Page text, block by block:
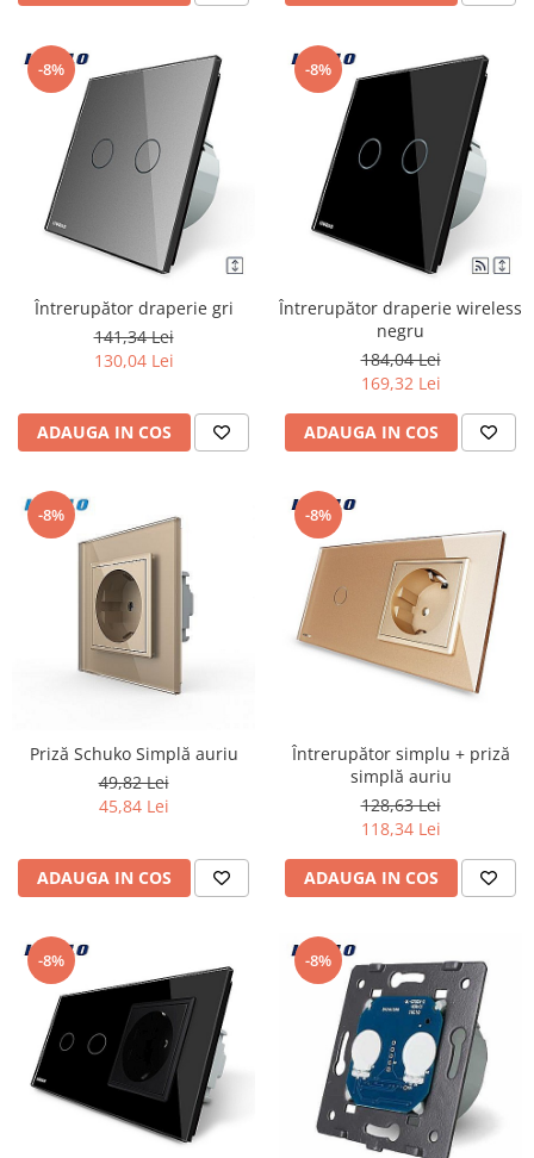
-8%
Întrerupător draperie gri
141,34 Lei
130,04 Lei
ADAUGA IN COS
-8%
Întrerupător draperie wireless
negru
184,04 Lei
169,32 Lei
ADAUGA IN COS
-8%
Priză Schuko Simplă auriu
49,82 Lei
45,84 Lei
ADAUGA IN COS
-8%
Întrerupător simplu + priză
simplă auriu
128,63 Lei
118,34 Lei
ADAUGA IN COS
-8% -8%